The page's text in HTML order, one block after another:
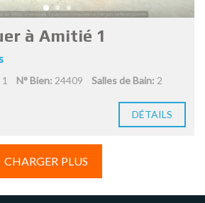
à Amitié 1
1 N° Bien: 24409 Salles de Bain: 2
DÉTAILS
CHARGER PLUS